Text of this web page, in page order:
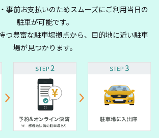
事前お支払いのためスムーズにご利用当日の
駐車が可能です。
つ豊富な駐車場拠点から、目的地に近い駐車
場が見つかります。